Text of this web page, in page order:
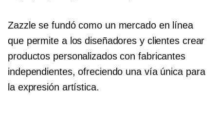
Zazzle se fundó como un mercado en línea
que permite a los diseñadores y clientes crear
productos personalizados con fabricantes
independientes, ofreciendo una vía única para
la expresión artística.